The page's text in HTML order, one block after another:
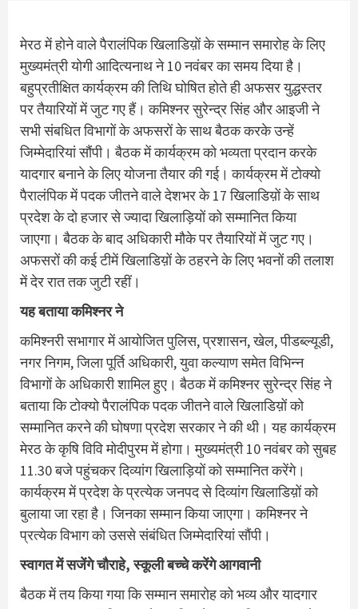
मेरठ में होने वाले पैरालंपिक खिलाडिय़ों के सम्मान समारोह के लिए
मुख्यमंत्री योगी आदित्यनाथ ने 10 नवंबर का समय दिया है।
बहुप्रतीक्षित कार्यक्रम की तिथि घोषित होते ही अफसर युद्धस्तर
पर तैयारियों में जुट गए हैं। कमिश्नर सुरेन्द्र सिंह और आइजी ने
सभी संबधित विभागों के अफसरों के साथ बैठक करके उन्हें
जिम्मेदारियां सौंपी। बैठक में कार्यक्रम को भव्यता प्रदान करके
यादगार बनाने के लिए योजना तैयार की गई। कार्यक्रम में टोक्यो
पैरालंपिक में पदक जीतने वाले देशभर के 17 खिलाडिय़ों के साथ
प्रदेश के दो हजार से ज्यादा खिलाड़ियों को सम्मानित किया
जाएगा। बैठक के बाद अधिकारी मौके पर तैयारियों में जुट गए।
अफसरों की कई टीमें खिलाडिय़ों के ठहरने के लिए भवनों की तलाश
में देर रात तक जुटी रहीं।
यह बताया कमिश्‍नर ने
कमिश्नरी सभागार में आयोजित पुलिस, प्रशासन, खेल, पीडब्ल्यूडी,
नगर निगम, जिला पूर्ति अधिकारी, युवा कल्याण समेत विभिन्न
विभागों के अधिकारी शामिल हुए। बैठक में कमिश्नर सुरेन्द्र सिंह ने
बताया कि टोक्यो पैरालंपिक पदक जीतने वाले खिलाडिय़ों को
सम्मानित करने की घोषणा प्रदेश सरकार ने की थी। यह कार्यक्रम
मेरठ के कृषि विवि मोदीपुरम में होगा। मुख्यमंत्री 10 नवंबर को सुबह
11.30 बजे पहुंचकर दिव्यांग खिलाड़ियों को सम्मानित करेंगे।
कार्यक्रम में प्रदेश के प्रत्येक जनपद से दिव्यांग खिलाडिय़ों को
बुलाया जा रहा है। जिनका सम्मान किया जाएगा। कमिश्नर ने
प्रत्येक विभाग को उससे संबंधित जिम्मेदारियां सौंपी।
स्वागत में सजेंगे चौराहे, स्कूली बच्चे करेंगे आगवानी
बैठक में तय किया गया कि सम्मान समारोह को भव्य और यादगार